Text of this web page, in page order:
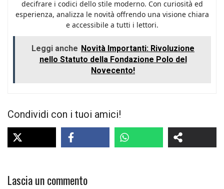
decifrare i codici dello stile moderno. Con curiosità ed
esperienza, analizza le novità offrendo una visione chiara
e accessibile a tutti i lettori.
Leggi anche Novità Importanti: Rivoluzione
nello Statuto della Fondazione Polo del
Novecento!
Condividi con i tuoi amici!
Lascia un commento